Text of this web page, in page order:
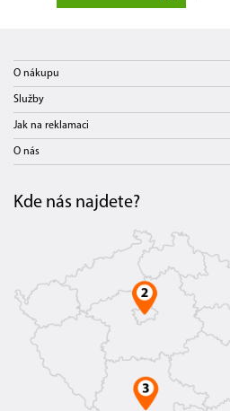
O nákupu
Služby
Jak na reklamaci
O nás
Kde nás najdete?